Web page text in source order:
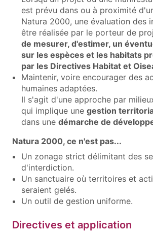
est prévu dans ou à proximité
Natura 2000, une évaluation des
être réalisée par le porteur de
de mesurer, d'estimer, un
sur les espèces et les habitats
par les Directives Habitat et
Maintenir, voire encourager des
humaines adaptées.
Il s'agit d'une approche par
qui implique une gestion
dans une démarche de
Natura 2000, ce n'est pas...
Un zonage strict délimitant des
d'interdiction.
Un sanctuaire où territoires et
seraient gelés.
Un outil de gestion uniforme.
Directives et application